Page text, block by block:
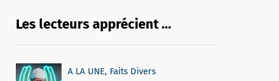
Les lecteurs apprécient …
A LA UNE, Faits Divers